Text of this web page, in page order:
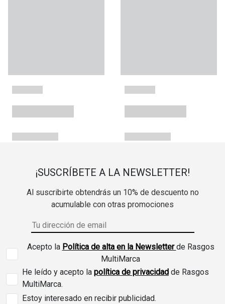
¡SUSCRÍBETE A LA NEWSLETTER!
Al suscribirte obtendrás un 10% de descuento no
acumulable con otras promociones
Acepto la Política de alta en la Newsletterde Rasgos
MultiMarca
He leído y acepto la política de privacidad de Rasgos
MultiMarca.
Estoy interesado en recibir publicidad.